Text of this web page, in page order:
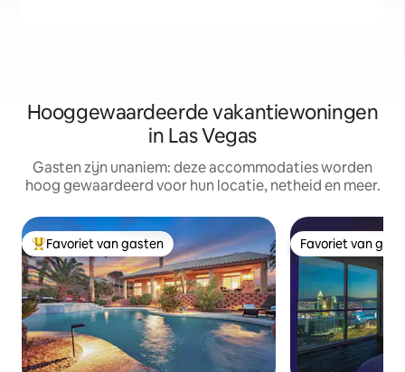
Hooggewaardeerde vakantiewoningen
in Las Vegas
Gasten zijn unaniem: deze accommodaties worden
hoog gewaardeerd voor hun locatie, netheid en meer.
Topfavoriet van gasten
Favoriet van gasten Favoriet van
Favoriet van